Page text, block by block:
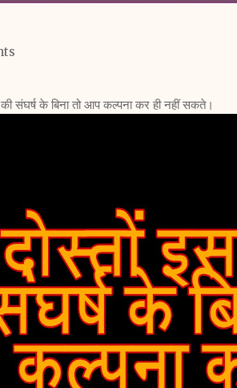
संघर्ष के बिना तो आप कल्पना कर ही नहीं सकते।